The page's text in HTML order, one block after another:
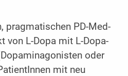
pragmatischen PD-Med-
von L-Dopa mit L-Dopa-
oder
mit neu